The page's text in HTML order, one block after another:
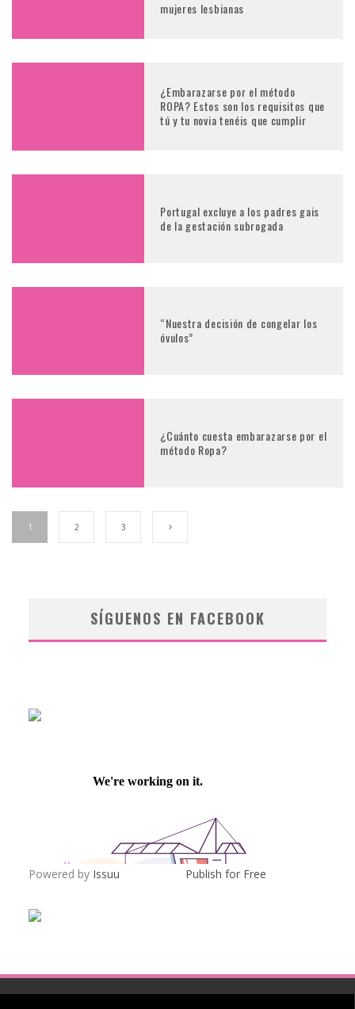
mujeres lesbianas
¿Embarazarse por el método
ROPA? Estos son los requisitos que
tú y tu novia tenéis que cumplir
Portugal excluye a los padres gais
de la gestación subrogada
“Nuestra decisión de congelar los
óvulos”
¿Cuánto cuesta embarazarse por el
método Ropa?
1 2 3
SÍGUENOS EN FACEBOOK
Powered by Issuu Publish for Free